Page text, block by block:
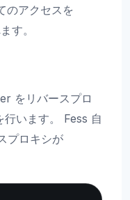
のアクセスを
す。
をリバースプロ
います。 Fess 自
プロキシが